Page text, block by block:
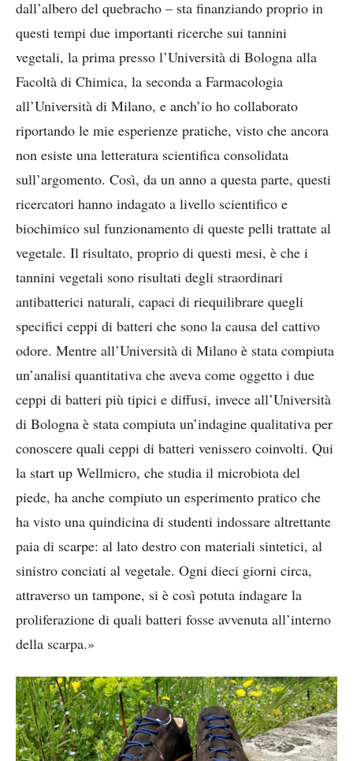
dall’albero del quebracho – sta finanziando proprio in
questi tempi due importanti ricerche sui tannini
vegetali, la prima presso l’Università di Bologna alla
Facoltà di Chimica, la seconda a Farmacologia
all’Università di Milano, e anch’io ho collaborato
riportando le mie esperienze pratiche, visto che ancora
non esiste una letteratura scientifica consolidata
sull’argomento. Così, da un anno a questa parte, questi
ricercatori hanno indagato a livello scientifico e
biochimico sul funzionamento di queste pelli trattate al
vegetale. Il risultato, proprio di questi mesi, è che i
tannini vegetali sono risultati degli straordinari
antibatterici naturali, capaci di riequilibrare quegli
specifici ceppi di batteri che sono la causa del cattivo
odore. Mentre all’Università di Milano è stata compiuta
un’analisi quantitativa che aveva come oggetto i due
ceppi di batteri più tipici e diffusi, invece all’Università
di Bologna è stata compiuta un’indagine qualitativa per
conoscere quali ceppi di batteri venissero coinvolti. Qui
la start up Wellmicro, che studia il microbiota del
piede, ha anche compiuto un esperimento pratico che
ha visto una quindicina di studenti indossare altrettante
paia di scarpe: al lato destro con materiali sintetici, al
sinistro conciati al vegetale. Ogni dieci giorni circa,
attraverso un tampone, si è così potuta indagare la
proliferazione di quali batteri fosse avvenuta all’interno
della scarpa.»